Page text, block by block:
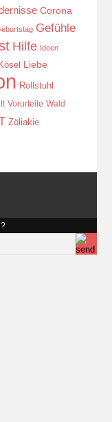
Corona
Gefühle
Hilfe Ideen
Kösel Liebe
Rollstuhl
Vorurteile Wald
Zöliakie